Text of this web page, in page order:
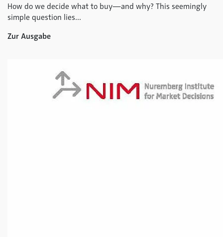
How do we decide what to buy—and why? This seemingly
simple question lies...
Zur Ausgabe